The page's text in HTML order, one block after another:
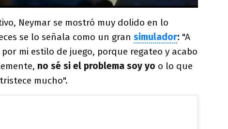
Neymar se mostró muy dolido en lo
se lo señala como un gran simulador: "A
mi estilo de juego, porque regateo y acabo
no sé si el problema soy yo o lo que
mucho".